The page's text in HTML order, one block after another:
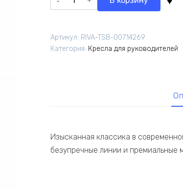
товара
A2518
Темно-
Артикул: RIVA-TSB-00714269
Категория: Кресла для руководителей
Изысканная классика в
безупречные линии и премиальные